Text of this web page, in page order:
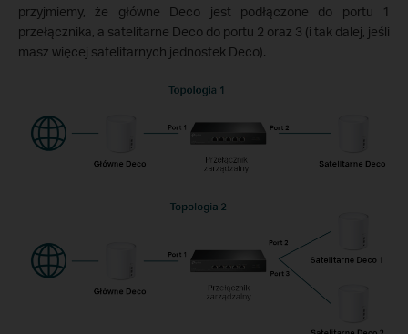
przyjmiemy, że główne Deco jest podłączone do portu 1
przełącznika, a satelitarne Deco do portu 2 oraz 3 (i tak dalej, jeśli
masz więcej satelitarnych jednostek Deco).